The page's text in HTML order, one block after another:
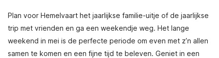
Plan voor Hemelvaart het jaarlijkse familie-uitje of de jaarlijkse
trip met vrienden en ga een weekendje weg. Het lange
weekend in mei is de perfecte periode om even met z’n allen
samen te komen en een fijne tijd te beleven. Geniet in een